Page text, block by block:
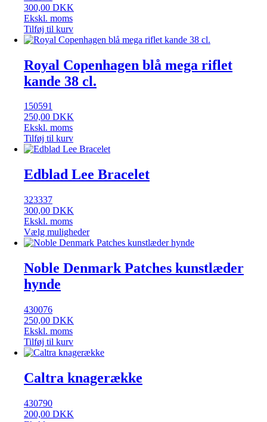
300,00 DKK
Ekskl. moms
Tilføj til kurv
Royal Copenhagen blå mega riflet
kande 38 cl.
150591
250,00 DKK
Ekskl. moms
Tilføj til kurv
Edblad Lee Bracelet
323337
300,00 DKK
Ekskl. moms
Vælg muligheder
Noble Denmark Patches kunstlæder
hynde
430076
250,00 DKK
Ekskl. moms
Tilføj til kurv
Caltra knagerække
430790
200,00 DKK